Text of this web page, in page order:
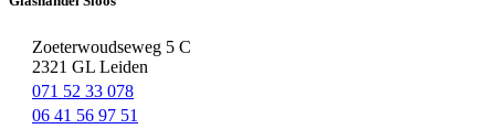
Zoeterwoudseweg 5 C
2321 GL Leiden
071 52 33 078
06 41 56 97 51